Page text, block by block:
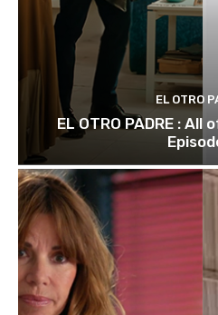
EL OTRO
EL OTRO PADRE : All